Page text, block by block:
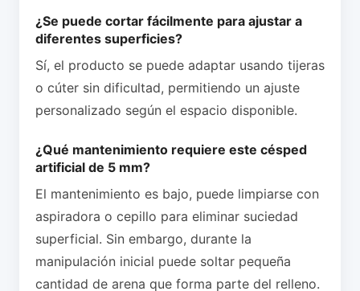
¿Se puede cortar fácilmente para ajustar a
diferentes superficies?
Sí, el producto se puede adaptar usando tijeras
o cúter sin dificultad, permitiendo un ajuste
personalizado según el espacio disponible.
¿Qué mantenimiento requiere este césped
artificial de 5 mm?
El mantenimiento es bajo, puede limpiarse con
aspiradora o cepillo para eliminar suciedad
superficial. Sin embargo, durante la
manipulación inicial puede soltar pequeña
cantidad de arena que forma parte del relleno.